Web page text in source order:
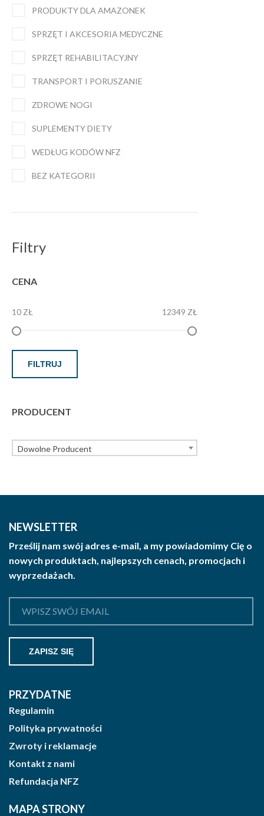
PRODUKTY DLA AMAZONEK
SPRZĘT I AKCESORIA MEDYCZNE
SPRZĘT REHABILITACYJNY
TRANSPORT I PORUSZANIE
ZDROWE NOGI
SUPLEMENTY DIETY
WEDŁUG KODÓW NFZ
BEZ KATEGORII
Filtry
CENA
10 ZŁ 12349 ZŁ
FILTRUJ
PRODUCENT
Dowolne Producent
NEWSLETTER
Prześlij nam swój adres e-mail, a my powiadomimy Cię o
nowych produktach, najlepszych cenach, promocjach i
wyprzedażach.
PRZYDATNE
Regulamin
Polityka prywatności
Zwroty i reklamacje
Kontakt z nami
Refundacja NFZ
MAPA STRONY